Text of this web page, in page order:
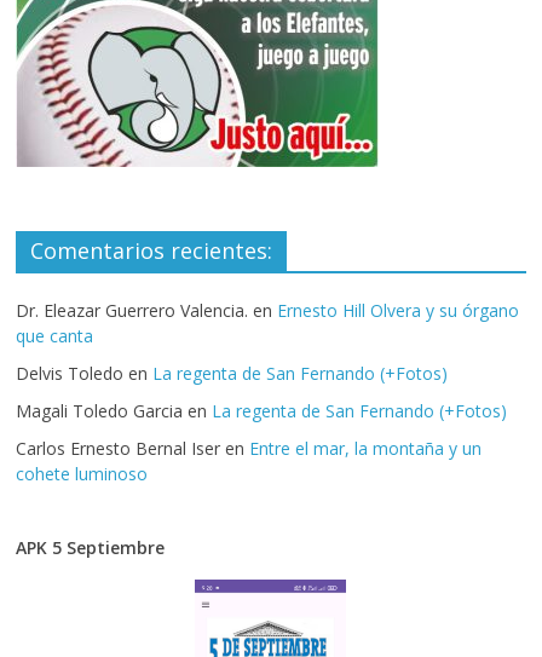
Comentarios recientes:
Dr. Eleazar Guerrero Valencia. en Ernesto Hill Olvera y su órgano
que canta
Delvis Toledo en La regenta de San Fernando (+Fotos)
Magali Toledo Garcia en La regenta de San Fernando (+Fotos)
Carlos Ernesto Bernal Iser en Entre el mar, la montaña y un
cohete luminoso
APK 5 Septiembre